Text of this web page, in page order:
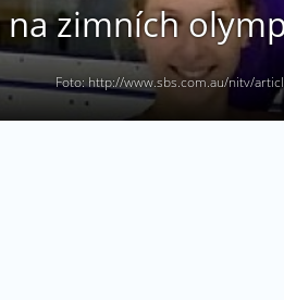
Foto: http://www.sbs.com.au/nitv/
zimních